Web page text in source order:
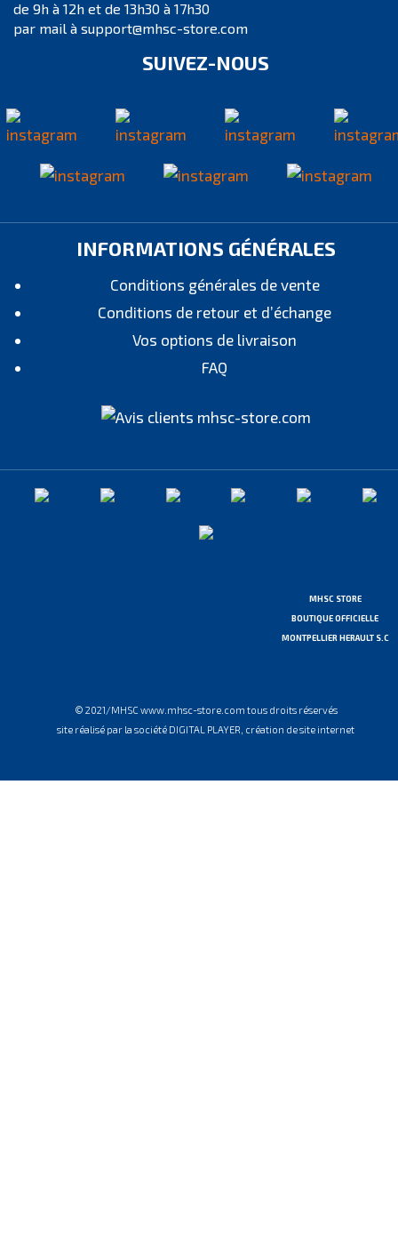
de 9h à 12h et de 13h30 à 17h30
par mail à support@mhsc-store.com
SUIVEZ-NOUS
INFORMATIONS GÉNÉRALES
Conditions générales de vente
Conditions de retour et d’échange
Vos options de livraison
FAQ
MHSC STORE
BOUTIQUE OFFICIELLE
MONTPELLIER HERAULT S.C
© 2021/MHSC www.mhsc-store.com tous droits réservés
site réalisé par la société DIGITAL PLAYER, création de site internet